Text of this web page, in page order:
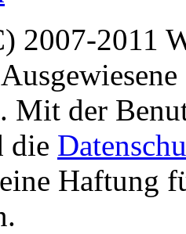
2007-2011
Mit der
die
Haftung